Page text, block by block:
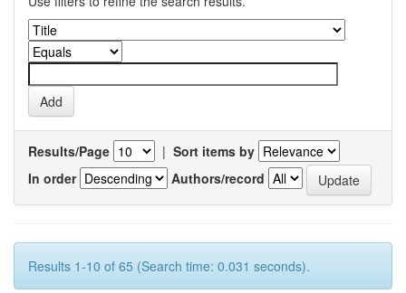
Results/Page | Sort items by
In order
Authors/record
Results 1-10 of 65 (Search time: 0.031 seconds).